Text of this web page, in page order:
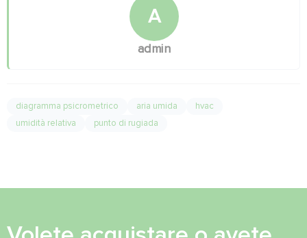
A
admin
diagramma psicrometrico aria umida
hvac
umidità relativa
punto di rugiada